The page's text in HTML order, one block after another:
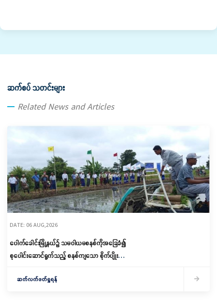
ဆက်စပ် သတင်းများ
Related News and Articles
DATE: 06 AUG,2026
ပေါက်ခေါင်းမြို့နယ်၌ သမဝါယမစနစ်ကိုအခြေခံ၍
စုပေါင်းဆောင်ရွက်သည့် စနစ်ကျသော စိုက်ပျိုးရေး
ဆက်လက်ဖတ်ရှုရန်